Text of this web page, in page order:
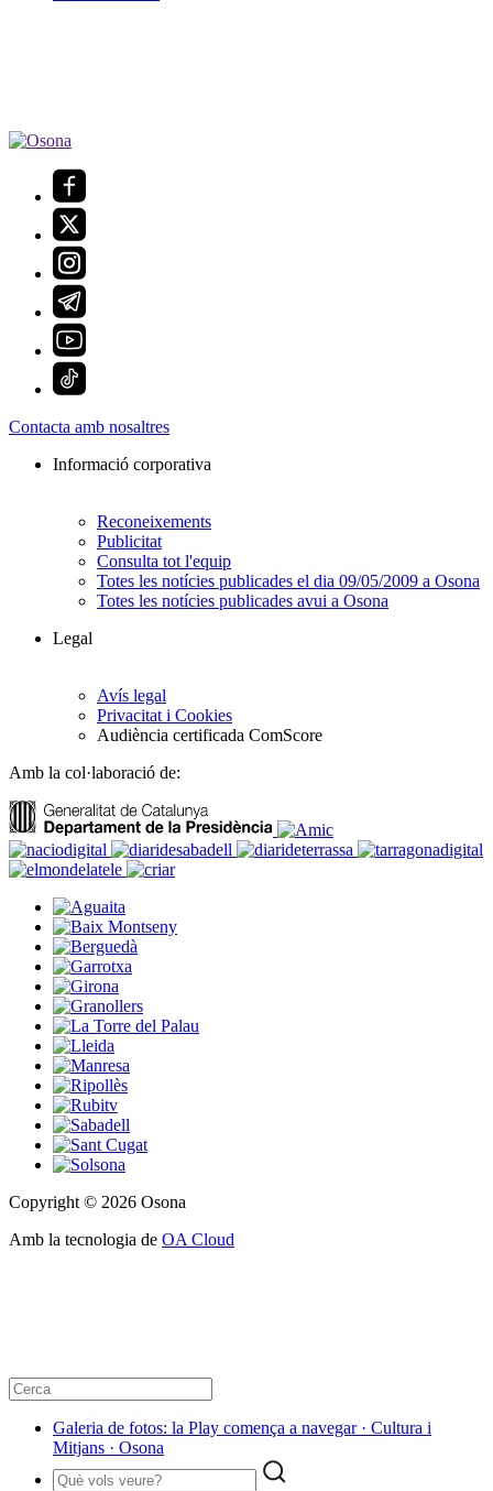
Contacta amb nosaltres
Informació corporativa
Reconeixements
Publicitat
Consulta tot l'equip
Totes les notícies publicades el dia 09/05/2009 a Osona
Totes les notícies publicades avui a Osona
Legal
Avís legal
Privacitat i Cookies
Audiència certificada ComScore
Amb la col·laboració de:
Copyright © 2026 Osona
Amb la tecnologia de OA Cloud
Galeria de fotos: la Play comença a navegar · Cultura i
Mitjans · Osona